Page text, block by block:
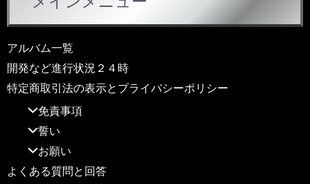
アルバム一覧
開発など進行状況２４時
特定商取引法の表示とプライバシーポリシー
免責事項
誓い
お願い
よくある質問と回答